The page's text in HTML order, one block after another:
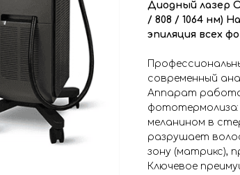
Диодный лазер
/ 808 / 1064 нм)
эпиляция всех
современный
Аппарат
фототермолиза:
меланином в
разрушает
зону (матрикс),
Ключевое